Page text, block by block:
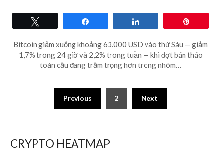
Bitcoin giảm xuống khoảng 63.000 USD vào thứ Sáu — giảm
1,7% trong 24 giờ và 2,2% trong tuần — khi đợt bán tháo
toàn cầu đang trầm trọng hơn trong nhóm…
pagination
Previous 2 Next
CRYPTO HEATMAP